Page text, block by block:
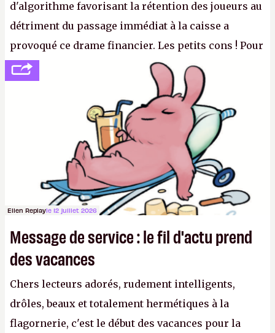
d'algorithme favorisant la rétention des joueurs au
détriment du passage immédiat à la caisse a
provoqué ce drame financier. Les petits cons ! Pour
se consoler, le PDG David Baszucki peut compter
sur le déblocage du jeu en Russie et l'explosion des
joueurs majeurs (+32 %). L'avenir appartient donc
aux adultes, qui ne sont jamais que des enfants
avec du pouvoir d'achat.P.
Ellen Replayle 12 juillet 2026
Message de service : le fil d'actu prend
des vacances
Chers lecteurs adorés, rudement intelligents,
drôles, beaux et totalement hermétiques à la
flagornerie, c'est le début des vacances pour la